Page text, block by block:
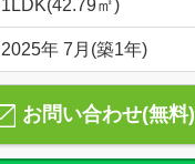
1LDK(42.79㎡)
2025年 7月(築1年)
お問い合わせ(無料)